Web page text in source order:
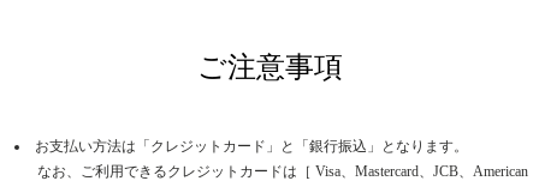
ご注意事項
お支払い方法は「クレジットカード」と「銀行振込」となります。
なお、ご利用できるクレジットカードは［ Visa、Mastercard、JCB、American